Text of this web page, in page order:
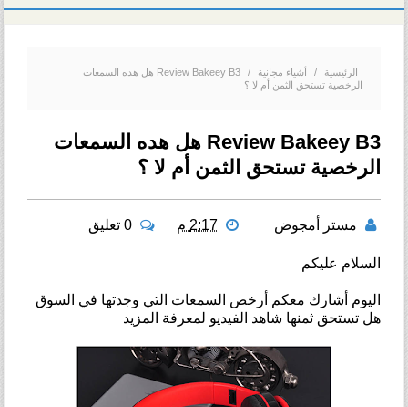
الرئيسية / أشياء مجانية /
Review Bakeey B3 هل هده السمعات
الرخصية تستحق الثمن أم لا ؟
Review Bakeey B3 هل هده السمعات
الرخصية تستحق الثمن أم لا ؟
مستر أمجوض 2:17 م
السلام عليكم
اليوم أشارك معكم أرخص السمعات التي وجدتها في السوق
هل تستحق ثمنها شاهد الفيديو لمعرفة المزيد